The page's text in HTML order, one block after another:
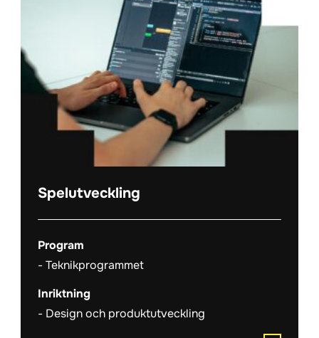
Spelutveckling
Program
Teknikprogrammet
Inriktning
Design och produktutveckling